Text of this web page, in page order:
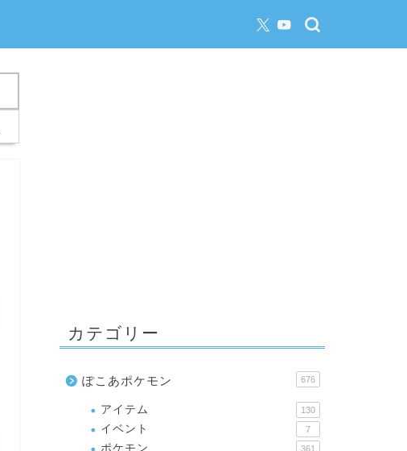
カテゴリー
ぽこあポケモン 676
アイテム 130
イベント 7
ポケモン 361